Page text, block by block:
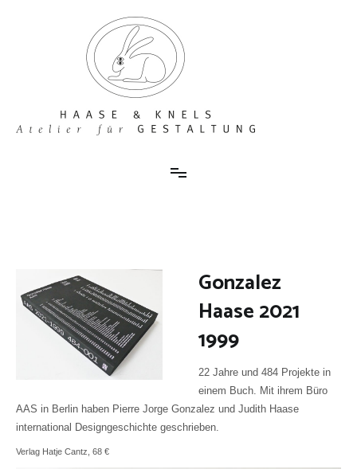
Gonzalez
Haase 2021
1999
22 Jahre und 484 Projekte in
einem Buch. Mit ihrem Büro
AAS in Berlin haben Pierre Jorge Gonzalez und Judith Haase
international Designgeschichte geschrieben.
Verlag Hatje Cantz, 68 €